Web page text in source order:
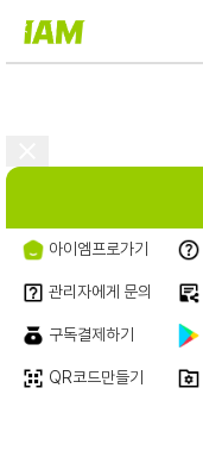
아이엠프로가기
관리자에게 문의
구독결제하기
QR코드만들기
<